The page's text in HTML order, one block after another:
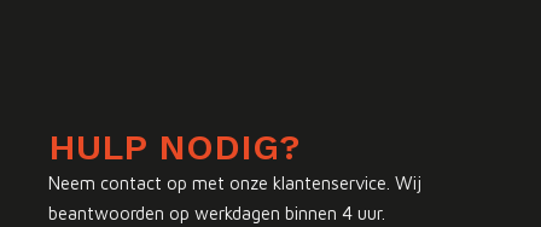
HULP NODIG?
Neem contact op met onze klantenservice. Wij
beantwoorden op werkdagen binnen 4 uur.